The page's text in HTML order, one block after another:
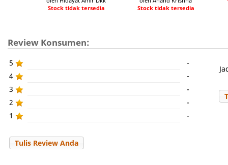
Stock tidak tersedia
Stock tidak tersedia
Review Konsumen:
5
-
4
-
3
-
2
-
1
-
Tulis Review Anda